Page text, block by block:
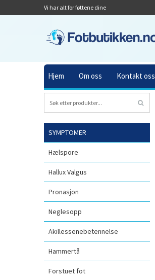
Vi har alt for føttene dine
Hjem Om oss Kontakt oss
SYMPTOMER
Hælspore
Hallux Valgus
Pronasjon
Neglesopp
Akillessenebetennelse
Hammertå
Forstuet fot